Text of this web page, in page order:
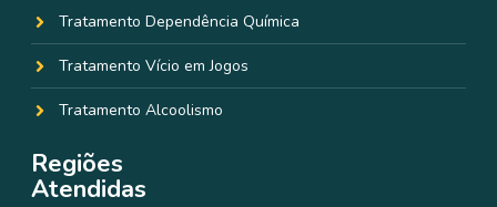
Tratamento Dependência Química
Tratamento Vício em Jogos
Tratamento Alcoolismo
Regiões
Atendidas